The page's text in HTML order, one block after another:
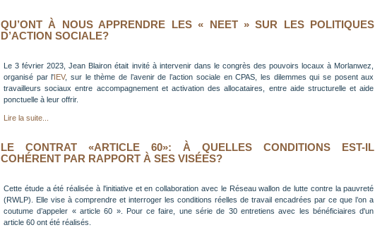
QU’ONT À NOUS APPRENDRE LES « NEET » SUR LES POLITIQUES
D’ACTION SOCIALE?
Le 3 février 2023, Jean Blairon était invité à intervenir dans le congrès des pouvoirs locaux à Morlanwez,
organisé par l'IEV, sur le thème de l’avenir de l’action sociale en CPAS, les dilemmes qui se posent aux
travailleurs sociaux entre accompagnement et activation des allocataires, entre aide structurelle et aide
ponctuelle à leur offrir.
Lire la suite...
LE CONTRAT «ARTICLE 60»: À QUELLES CONDITIONS EST-IL
COHÉRENT PAR RAPPORT À SES VISÉES?
Cette étude a été réalisée à l'initiative et en collaboration avec le Réseau wallon de lutte contre la pauvreté
(RWLP). Elle vise à comprendre et interroger les conditions réelles de travail encadrées par ce que l’on a
coutume d’appeler « article 60 ». Pour ce faire, une série de 30 entretiens avec les bénéficiaires d'un
article 60 ont été réalisés.